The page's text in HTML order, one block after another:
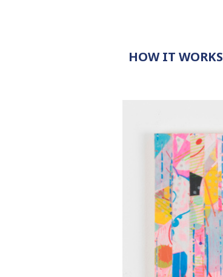
HOW IT WORKS
EXAMPLE
DOCUMENT
REQUEST